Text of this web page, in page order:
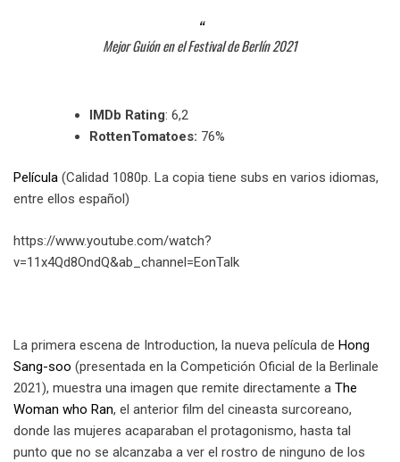
Mejor Guión en el Festival de Berlín 2021
IMDb Rating: 6,2
RottenTomatoes: 76%
Película (Calidad 1080p. La copia tiene subs en varios idiomas,
entre ellos español)
https://www.youtube.com/watch?
v=11x4Qd8OndQ&ab_channel=EonTalk
La primera escena de Introduction, la nueva película de Hong
Sang-soo (presentada en la Competición Oficial de la Berlinale
2021), muestra una imagen que remite directamente a The
Woman who Ran, el anterior film del cineasta surcoreano,
donde las mujeres acaparaban el protagonismo, hasta tal
punto que no se alcanzaba a ver el rostro de ninguno de los